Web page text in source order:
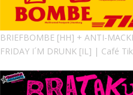
BRIEFBOMBE [HH] + ANTI-
FRIDAY I´M DRUNK [IL] | Café